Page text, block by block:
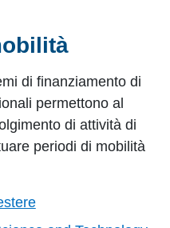
di finanziamento di
permettono al
di attività di
periodi di mobilità